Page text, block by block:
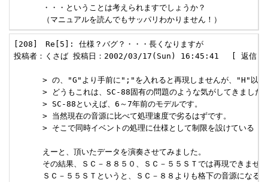
      ・・・ということは考えられますでしょうか？
      （マニュアルを読んでもサッパリわかりません！）
[208]　Re[5]: 仕様？バグ？・・・長くなりますが
投稿者：くさば 投稿日：2002/03/17(Sun) 16:45:41　 [ 返信
> の、"G"より手前に";"を入れると再現しませんが、"H"以降
> どうもこれは、SC-88固有の問題のような気がしてきました
      > SC-88といえば、6～7年前のモデルです。
      > 当然現在の音源に比べて処理速度で劣るはずです。
      > そこで同時イベントの処理に仕様として制限を設けている
      えーと、頂いたデータを演奏させてみました。
その結果、ＳＣ－８８５０、ＳＣ－５５ＳＴでは再現できませ
ＳＣ－５５ＳＴというと、ＳＣ－８８よりも格下の音源になる